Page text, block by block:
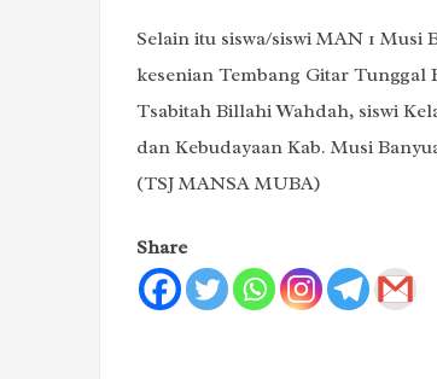
Selain itu siswa/siswi MAN 1
kesenian Tembang Gitar
Tsabitah Billahi Wahdah, siswi
dan Kebudayaan Kab. Musi
(TSJ MANSA MUBA)
Share